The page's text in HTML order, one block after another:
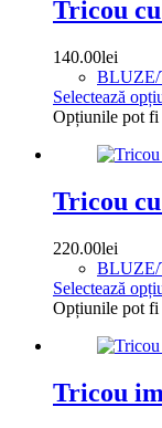
Tricou
140.00lei
Selectează
Opțiunile pot fi
Tricou
220.00lei
Selectează
Opțiunile pot fi
Tricou